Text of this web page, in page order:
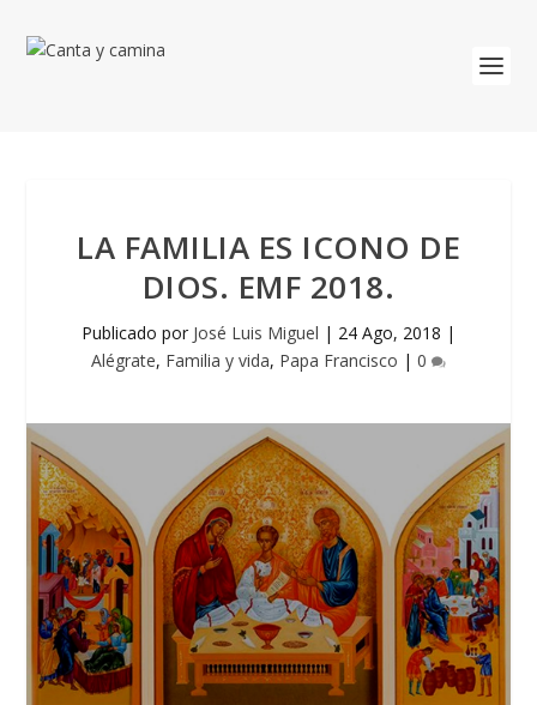
LA FAMILIA ES ICONO DE
DIOS. EMF 2018.
Publicado por José Luis Miguel | 24 Ago, 2018 |
Alégrate, Familia y vida, Papa Francisco | 0